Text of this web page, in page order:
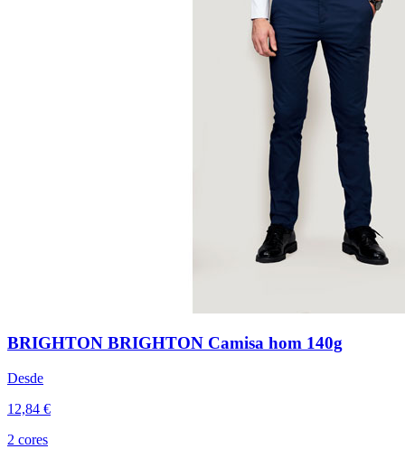
BRIGHTON BRIGHTON Camisa hom 140g
Desde
12,84 €
2 cores